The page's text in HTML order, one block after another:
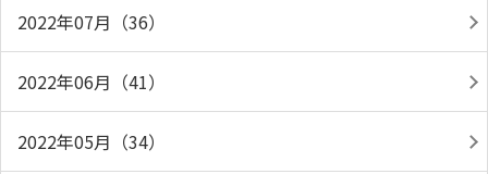
2022年07月（36）
2022年06月（41）
2022年05月（34）